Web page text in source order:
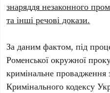
знаряддя незаконного
та інші речові докази.
За даним фактом, під
Роменської окружної
кримінальне провадження
Кримінального кодексу